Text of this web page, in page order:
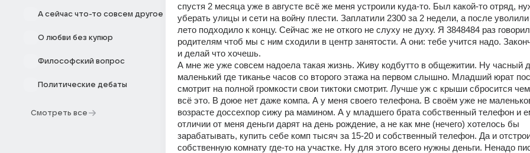
А сейчас что-то совсем другое
О любви без купюр
Философский вопрос
Политические дебаты
Смотреть все
спустя 2 месяца уже в августе всё же меня устроили куда-то. Был какой-то отряд,
уберать улицы и сети на войну плести. Заплатили 2300 за 2 недели, а после уволили
лето подходило к концу. Сейчас же не откого не слуху не духу. Я 3848484 раз говорил
родителям чтоб мы с ним сходили в центр занятости. А они: тебе учится надо.
и делай что хочешь.
А мне же уже совсем надоела такая жизнь. Живу кодбутто в общежитии. Ну часный
маленький где тиканье часов со второго этажа на первом слышно. Младший юрат
смотрит на полной громкости свои тиктоки смотрит. Лучше уж с крыши сбросится
всё это. В доюе нет даже компа. А у меня своего телефона. В своём уже не
возрасте доссехпор сижу ра мамином. А у младшего брата собственный телефон и
отличии от меня деньги дарят на день рождение, а не как мне (нечего) хотелось бы
зарабатывать, купить себе комп тысяч за 15-20 и собственный телефон. Да и
собственную комнату где-то на участке. Ну для этого всего нужны деньги. Ненадо